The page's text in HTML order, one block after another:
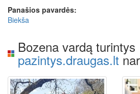
Panašios pavardės:
Biekša
Bozena vardą turintys
pazintys.draugas.lt